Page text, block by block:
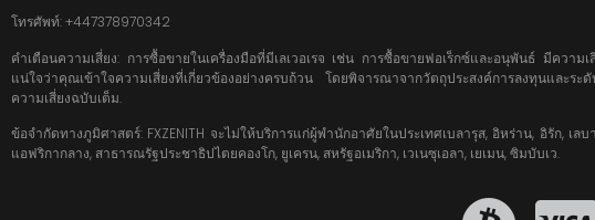
โทรศัพท์: +447378970342
คำเตือนความเสี่ยง: การซื้อขายในเครื่องมือที่มีเลเวอเรจ เช่น การซื้อขายฟอเร็กซ์และอนุพันธ์ มีคว
แน่ใจว่าคุณเข้าใจความเสี่ยงที่เกี่ยวข้องอย่างครบถ้วน โดยพิจารณาจากวัตถุประสงค์การลงทุนแล
ความเสี่ยงฉบับเต็ม.
ข้อจำกัดทางภูมิศาสตร์: FXZENITH จะไม่ให้บริการแก่ผู้พำนักอาศัยในประเทศเบลารุส, อิหร่าน, อิรัก, เ
แอฟริกากลาง, สาธารณรัฐประชาธิปไตยคองโก, ยูเครน, สหรัฐอเมริกา, เวเนซุเอลา, เยเมน, ซิมบับเว.